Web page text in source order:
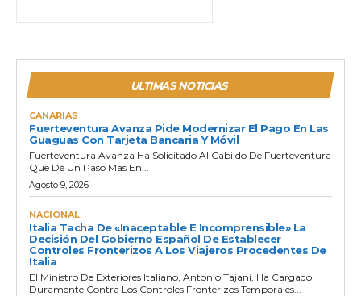
ULTIMAS NOTICIAS
CANARIAS
Fuerteventura Avanza Pide Modernizar El Pago En Las
Guaguas Con Tarjeta Bancaria Y Móvil
Fuerteventura Avanza Ha Solicitado Al Cabildo De Fuerteventura
Que Dé Un Paso Más En...
Agosto 9, 2026
NACIONAL
Italia Tacha De «inaceptable E Incomprensible» La
Decisión Del Gobierno Español De Establecer
Controles Fronterizos A Los Viajeros Procedentes De
Italia
El Ministro De Exteriores Italiano, Antonio Tajani, Ha Cargado
Duramente Contra Los Controles Fronterizos Temporales...